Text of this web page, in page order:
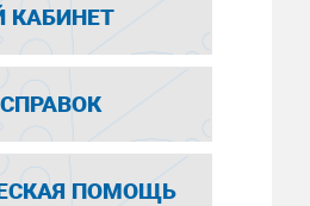
КАБИНЕТ
ПОМОЩЬ